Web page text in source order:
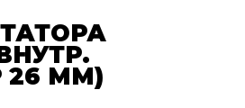
26 ММ)